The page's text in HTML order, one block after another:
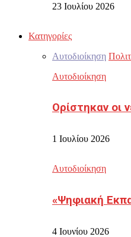
23 Ιουλίου 2026
Κατηγορίες
Αυτοδιοίκηση
Αυτοδιοίκηση
Ορίστηκαν οι
1 Ιουλίου 2026
Αυτοδιοίκηση
«Ψηφιακή
4 Ιουνίου 2026